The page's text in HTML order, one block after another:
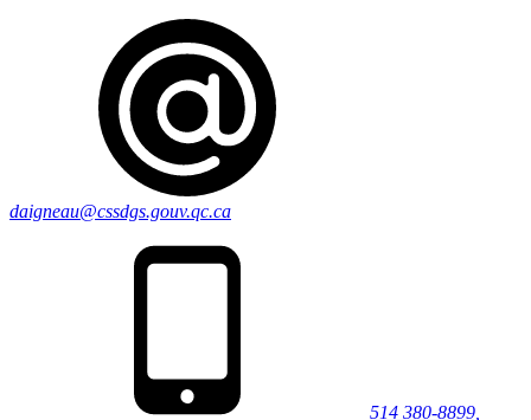
daigneau@cssdgs.gouv.qc.ca
514 380-8899,